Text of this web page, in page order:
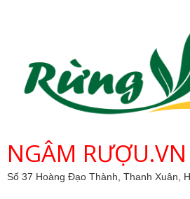
NGÂM RƯỢU.VN
Số 37 Hoàng Đạo Thành, Thanh Xuân,